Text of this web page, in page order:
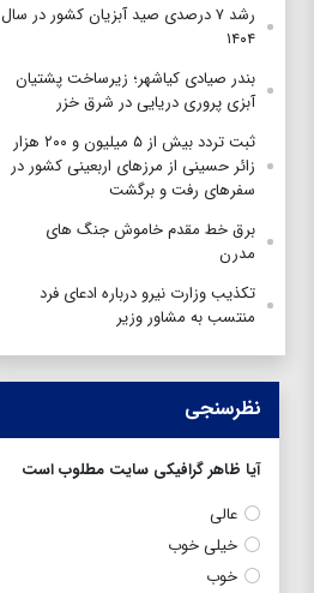
رشد ۷ درصدی صید آبزیان کشور در سال
۱۴۰۴
بندر صیادی کیاشهر؛ زیرساخت پشتیان
آبزی پروری دریایی در شرق خزر
ثبت تردد بیش از ۵ میلیون و ۲۰۰ هزار
زائر حسینی از مرزهای اربعینی کشور در
سفرهای رفت و برگشت
برق خط مقدم خاموش جنگ های
مدرن
تکذیب وزارت نیرو درباره ادعای فرد
منتسب به مشاور وزیر
نظرسنجی
آیا ظاهر گرافیکی سایت مطلوب است
عالی
خیلی خوب
خوب